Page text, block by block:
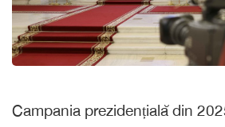
Campania prezidențială din